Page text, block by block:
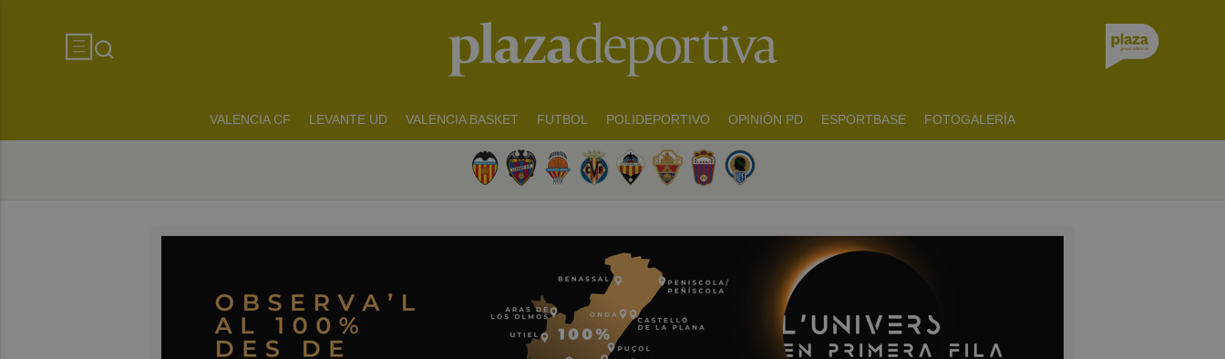
VALENCIA CF LEVANTE UD VALENCIA BASKET FUTBOL POLIDEPORTIVO OPINIÓN PD ESPORTBASE FOTOGALERÍA